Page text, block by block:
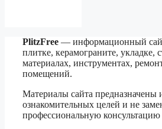
PlitzFree — информационный
плитке, керамограните, укладке,
материалах, инструментах,
помещений.
Материалы сайта предназначены
ознакомительных целей и не
профессиональную консультацию